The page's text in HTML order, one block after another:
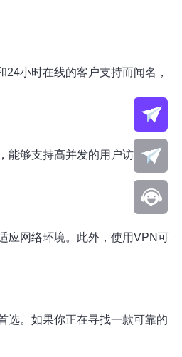
小时在线的客户支持而闻名，
够支持高并发的用户访问，避
应网络环境。此外，使用VPN可
选。如果你正在寻找一款可靠的